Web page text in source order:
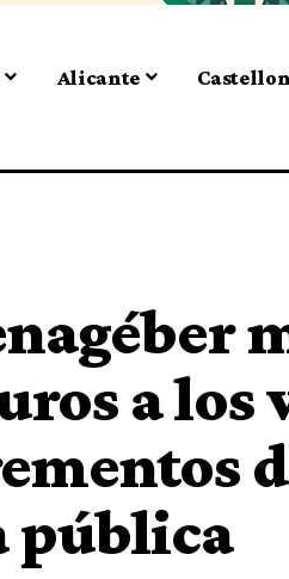
Alicante Castellon
a los
pública